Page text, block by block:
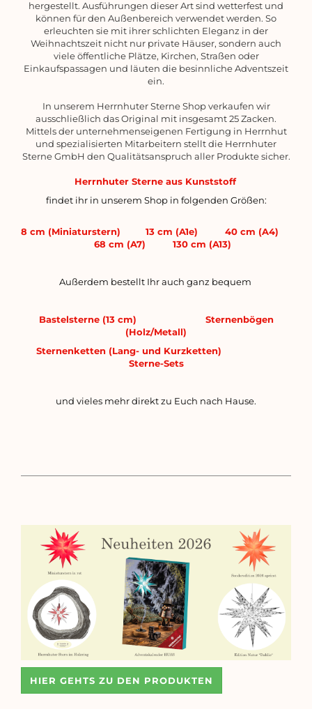
hergestellt. Ausführungen dieser Art sind wetterfest und
können für den Außenbereich verwendet werden. So
erleuchten sie mit ihrer schlichten Eleganz in der
Weihnachtszeit nicht nur private Häuser, sondern auch
viele öffentliche Plätze, Kirchen, Straßen oder
Einkaufspassagen und läuten die besinnliche Adventszeit
ein.
In unserem Herrnhuter Sterne Shop verkaufen wir
ausschließlich das Original mit insgesamt 25 Zacken.
Mittels der unternehmenseigenen Fertigung in Herrnhut
und spezialisierten Mitarbeitern stellt die Herrnhuter
Sterne GmbH den Qualitätsanspruch aller Produkte sicher.
Herrnhuter Sterne aus Kunststoff
findet ihr in unserem Shop in folgenden Größen:
8 cm (Miniaturstern) 13 cm (A1e)
40 cm (A4)
68 cm (A7)
130 cm (A13)
Außerdem bestellt Ihr auch ganz bequem
Bastelsterne (13 cm)
Sternenbögen
(Holz/Metall)
Sternenketten (Lang- und Kurzketten)
Sterne-Sets
und vieles mehr direkt zu Euch nach Hause.
HIER GEHTS ZU DEN PRODUKTEN